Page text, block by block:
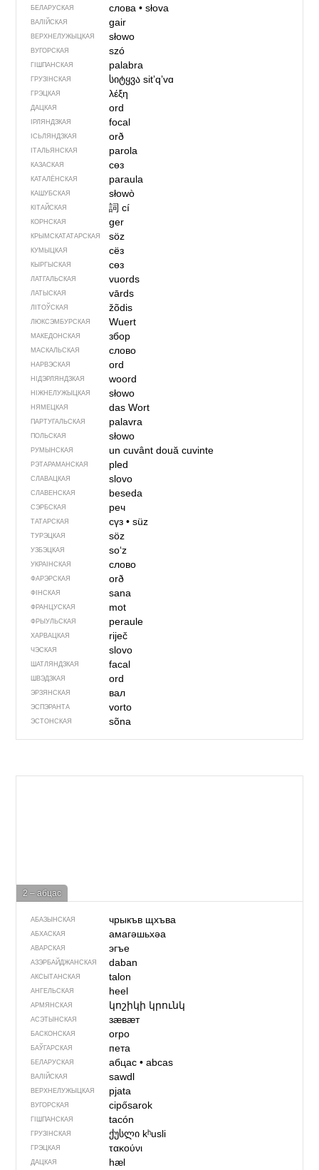
БЕЛАРУСКАЯ слова• słova
ВАЛІЙСКАЯ gair
ВЕРХНЕЛУЖЫЦКАЯ słowo
ВУГОРСКАЯ szó
ГІШПАНСКАЯ palabra
ГРУЗІНСКАЯ სიტყვაsitʼqʼvɑ
ГРЭЦКАЯ λέξη
ДАЦКАЯ ord
ІРЛЯНДЗКАЯ focal
ІСЬЛЯНДЗКАЯ orð
ІТАЛЬЯНСКАЯ parola
КАЗАСКАЯ сөз
КАТАЛЁНСКАЯ paraula
КАШУБСКАЯ słowò
КІТАЙСКАЯ 詞cí
КОРНСКАЯ ger
КРЫМСКАТАТАРСКАЯ söz
КУМЫЦКАЯ сёз
КЫРГЫСКАЯ сөз
ЛАТГАЛЬСКАЯ vuords
ЛАТЫСКАЯ vārds
ЛІТОЎСКАЯ žõdis
ЛЮКСЭМБУРСКАЯ Wuert
МАКЕДОНСКАЯ збор
МАСКАЛЬСКАЯ слово
НАРВЭСКАЯ ord
НІДЭРЛЯНДЗКАЯ woord
НІЖНЕЛУЖЫЦКАЯ słowo
НЯМЕЦКАЯ das Wort
ПАРТУГАЛЬСКАЯ palavra
ПОЛЬСКАЯ słowo
РУМЫНСКАЯ un cuvântdouă cuvinte
РЭТАРАМАНСКАЯ pled
СЛАВАЦКАЯ slovo
СЛАВЕНСКАЯ beseda
СЭРБСКАЯ реч
ТАТАРСКАЯ сүз• süz
ТУРЭЦКАЯ söz
УЗБЭЦКАЯ soʻz
УКРАІНСКАЯ слово
ФАРЭРСКАЯ orð
ФІНСКАЯ sana
ФРАНЦУСКАЯ mot
ФРЫУЛЬСКАЯ peraule
ХАРВАЦКАЯ riječ
ЧЭСКАЯ slovo
ШАТЛЯНДЗКАЯ facal
ШВЭДЗКАЯ ord
ЭРЗЯНСКАЯ вал
ЭСПЭРАНТА vorto
ЭСТОНСКАЯ sõna
2 – абцас
АБАЗЫНСКАЯ чрыкъв щхъва
АБХАСКАЯ амагәшьхәа
АВАРСКАЯ эгъе
АЗЭРБАЙДЖАН­СКАЯ daban
АКСЫТАНСКАЯ talon
АНГЕЛЬСКАЯ heel
АРМЯНСКАЯ կոշիկի կրունկ
АСЭТЫНСКАЯ зӕвӕт
БАСКОНСКАЯ orpo
БАЎГАРСКАЯ пета
БЕЛАРУСКАЯ абцас• abcas
ВАЛІЙСКАЯ sawdl
ВЕРХНЕЛУЖЫЦКАЯ pjata
ВУГОРСКАЯ cipősarok
ГІШПАНСКАЯ tacón
ГРУЗІНСКАЯ ქუსლი kʰusli
ГРЭЦКАЯ τακούνι
ДАЦКАЯ hæl